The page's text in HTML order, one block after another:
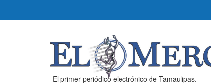
El primer periódico electrónico de Tamaulipas.